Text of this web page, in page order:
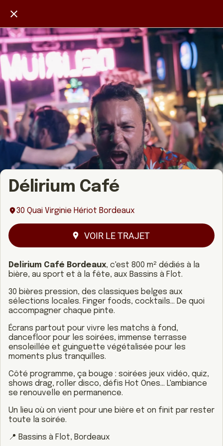
Délirium Café
30 Quai Virginie Hériot Bordeaux
VOIR LE TRAJET
Delirium Café Bordeaux, c'est 800 m² dédiés à la
bière, au sport et à la fête, aux Bassins à Flot.
30 bières pression, des classiques belges aux
sélections locales. Finger foods, cocktails… De quoi
accompagner chaque pinte.
Écrans partout pour vivre les matchs à fond,
dancefloor pour les soirées, immense terrasse
ensoleillée et guinguette végétalisée pour les
moments plus tranquilles.
Côté programme, ça bouge : soirées jeux vidéo, quiz,
shows drag, roller disco, défis Hot Ones… L'ambiance
se renouvelle en permanence.
Un lieu où on vient pour une bière et on finit par rester
toute la soirée.
📍 Bassins à Flot, Bordeaux